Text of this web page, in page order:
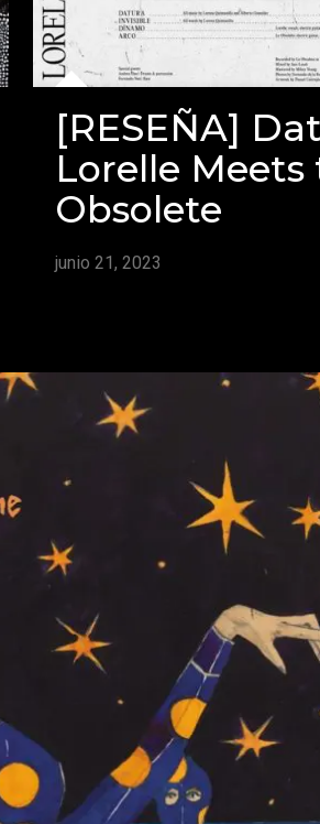
[RESEÑA]
Lorelle Meets
Obsolete
junio 21, 2023